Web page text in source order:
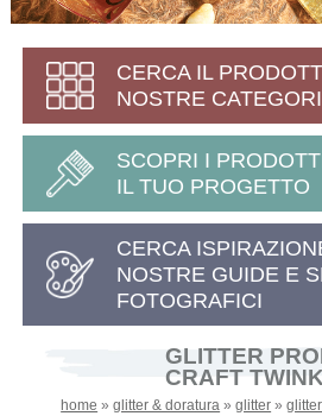
CERCA IL
NOSTRE
SCOPRI I
IL TUO PROGETTO
CERCA
NOSTRE GUIDE E
FOTOGRAFICI
GLITTER
CRAFT
home »glitter & doratura »glitter »